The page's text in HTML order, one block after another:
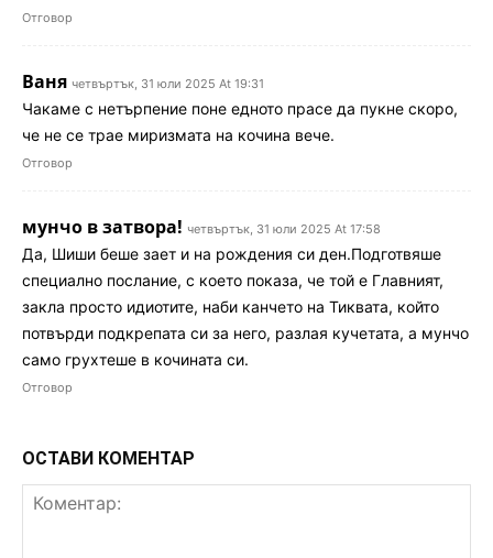
Отговор
Ваня четвъртък, 31 юли 2025 At 19:31
Чакаме с нетърпение поне едното прасе да пукне скоро,
че не се трае миризмата на кочина вече.
Отговор
мунчо в затвора! четвъртък, 31 юли 2025 At 17:58
Да, Шиши беше зает и на рождения си ден.Подготвяше
специално послание, с което показа, че той е Главният,
закла просто идиотите, наби канчето на Тиквата, който
потвърди подкрепата си за него, разлая кучетата, а мунчо
само грухтеше в кочината си.
Отговор
ОСТАВИ КОМЕНТАР